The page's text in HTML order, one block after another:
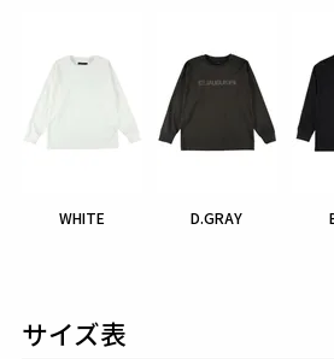
WHITE D.GRAY
サイズ表